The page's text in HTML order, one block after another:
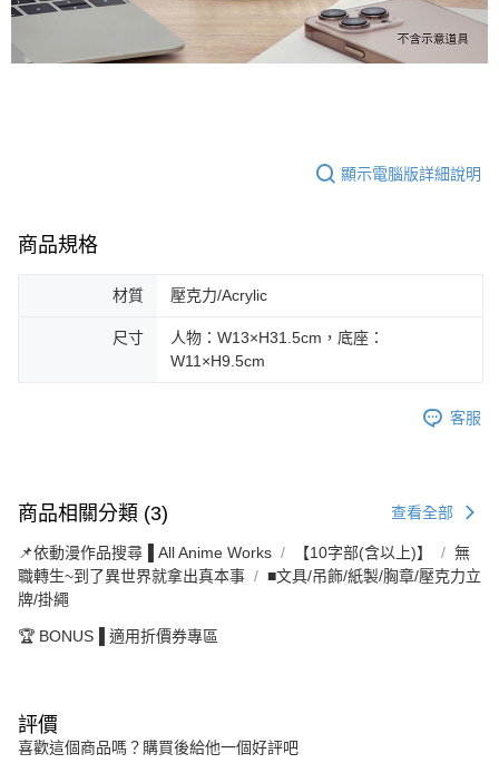
顯示電腦版詳細說明
商品規格
材質 壓克力/Acrylic
尺寸
人物：W13×H31.5cm，底座：
W11×H9.5cm
客服
商品相關分類 (3) 查看全部
📌依動漫作品搜尋▐ All Anime Works 【10字部(含以上)】
無
職轉生~到了異世界就拿出真本事
■文具/吊飾/紙製/胸章/壓克力立
牌/掛繩
🏆 BONUS▐ 適用折價券專區
評價
喜歡這個商品嗎？購買後給他一個好評吧